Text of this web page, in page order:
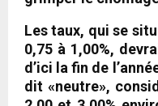
Les taux, qui se
0,75 à 1,00%,
d’ici la fin de
dit «neutre»,